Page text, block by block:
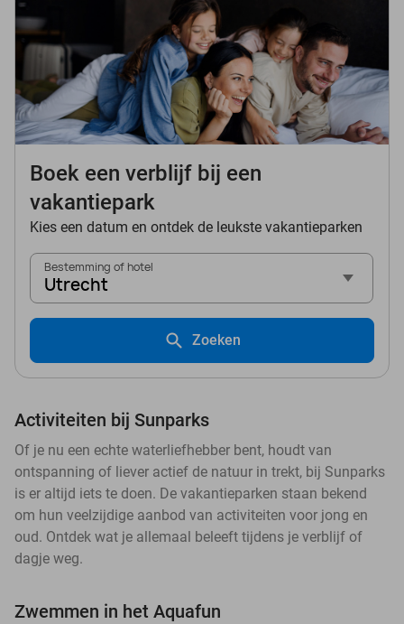
Boek een verblijf bij een
vakantiepark
Kies een datum en ontdek de leukste vakantieparken
Bestemming of hotel
Utrecht
Zoeken
Activiteiten bij Sunparks
Of je nu een echte waterliefhebber bent, houdt van
ontspanning of liever actief de natuur in trekt, bij Sunparks
is er altijd iets te doen. De vakantieparken staan bekend
om hun veelzijdige aanbod van activiteiten voor jong en
oud. Ontdek wat je allemaal beleeft tijdens je verblijf of
dagje weg.
Zwemmen in het Aquafun